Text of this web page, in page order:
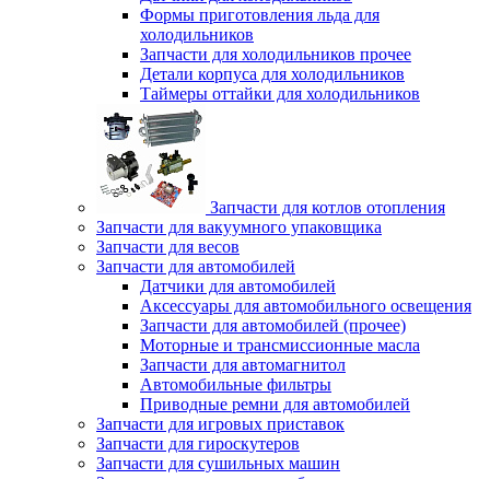
Формы приготовления льда для
холодильников
Запчасти для холодильников прочее
Детали корпуса для холодильников
Таймеры оттайки для холодильников
Запчасти для котлов отопления
Запчасти для вакуумного упаковщика
Запчасти для весов
Запчасти для автомобилей
Датчики для автомобилей
Аксессуары для автомобильного освещения
Запчасти для автомобилей (прочее)
Моторные и трансмиссионные масла
Запчасти для автомагнитол
Автомобильные фильтры
Приводные ремни для автомобилей
Запчасти для игровых приставок
Запчасти для гироскутеров
Запчасти для сушильных машин